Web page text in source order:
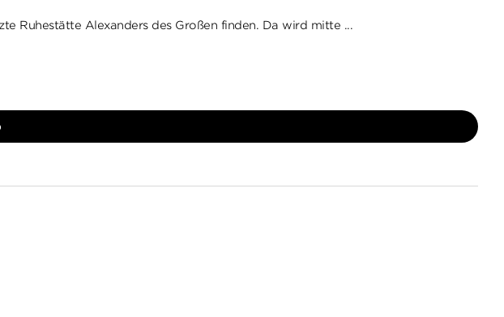
Ruhestätte Alexanders des Großen finden. Da wird mitte ...